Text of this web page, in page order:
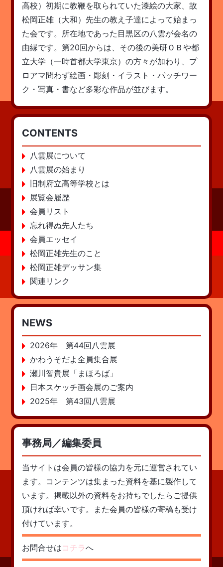
高校）初期に教鞭を取られていた漆絵の大家、故
松岡正雄（大和）先生の教え子達によって始まっ
た会です。所在地であった目黒区の八雲が会名の
由縁です。第20回からは、その後の美研ＯＢや都
立大学（一時首都大学東京）の方々が加わり、プ
ロアマ問わず絵画・彫刻・イラスト・パッチワー
ク・写真・書など多彩な作品が並びます。
CONTENTS
八雲展について
八雲展の始まり
旧制府立高等学校とは
展覧会履歴
会員リスト
忘れ得ぬ先人たち
会員エッセイ
松岡正雄先生のこと
松岡正雄デッサン集
関連リンク
NEWS
2026年 第44回八雲展
かわうそだよ全員集合展
瀬川智貴展「まほろば」
日本スケッチ画会展のご案内
2025年 第43回八雲展
事務局／編集委員
当サイトは会員の皆様の協力を元に運営されてい
ます。コンテンツは集まった資料を基に製作して
います。掲載以外の資料をお持ちでしたらご提供
頂ければ幸いです。また会員の皆様の寄稿も受け
付けています。
お問合せはコチラへ